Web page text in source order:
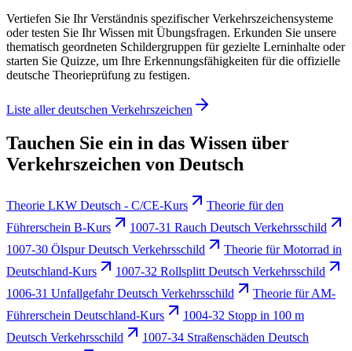
Vertiefen Sie Ihr Verständnis spezifischer Verkehrszeichensysteme
oder testen Sie Ihr Wissen mit Übungsfragen. Erkunden Sie unsere
thematisch geordneten Schildergruppen für gezielte Lerninhalte oder
starten Sie Quizze, um Ihre Erkennungsfähigkeiten für die offizielle
deutsche Theorieprüfung zu festigen.
Liste aller deutschen Verkehrszeichen
Tauchen Sie ein in das Wissen über
Verkehrszeichen von Deutsch
Theorie LKW Deutsch - C/CE-Kurs
Theorie für den
Führerschein B-Kurs
1007-31 Rauch Deutsch Verkehrsschild
1007-30 Ölspur Deutsch Verkehrsschild
Theorie für Motorrad in
Deutschland-Kurs
1007-32 Rollsplitt Deutsch Verkehrsschild
1006-31 Unfallgefahr Deutsch Verkehrsschild
Theorie für AM-
Führerschein Deutschland-Kurs
1004-32 Stopp in 100 m
Deutsch Verkehrsschild
1007-34 Straßenschäden Deutsch